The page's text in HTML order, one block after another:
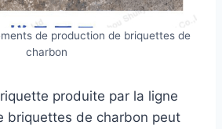
de production de briquettes de
charbon
produite par la ligne
briquettes de charbon peut